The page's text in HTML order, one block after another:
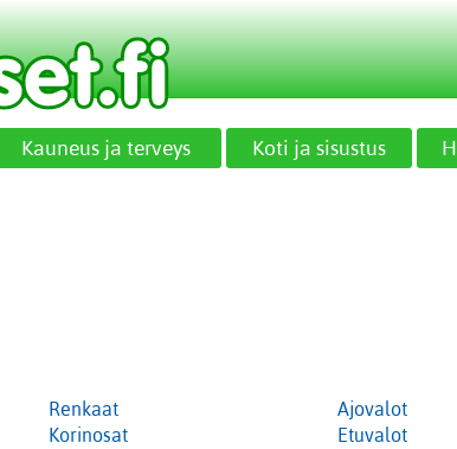
Kauneus ja terveys Koti ja sisustus
Renkaat
Korinosat
Ajovalot
Etuvalot